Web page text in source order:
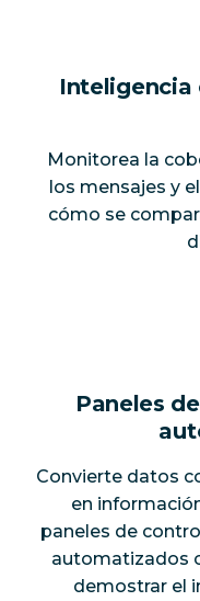
Inteligencia
Monitorea la
los mensajes y
cómo se
Paneles
Convierte datos
en
paneles de
automatizados
demostrar el